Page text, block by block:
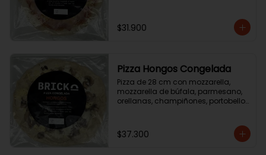
$31.900
Pizza Hongos Congelada
Pizza de 28 cm con mozzarella,
mozzarella de búfala, parmesano,
orellanas, champiñones, portobello
$37.300